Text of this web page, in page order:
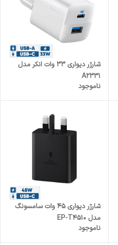
شارژر دیواری 33 وات انکر مدل
A2331
ناموجود
شارژر دیواری 45 وات سامسونگ
مدل EP-T4510
ناموجود